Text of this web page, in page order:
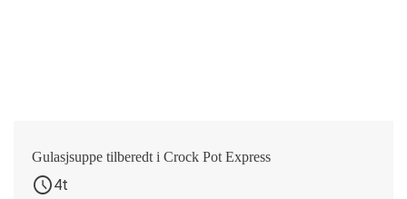
Gulasjsuppe tilberedt i Crock Pot Express
schedule4t